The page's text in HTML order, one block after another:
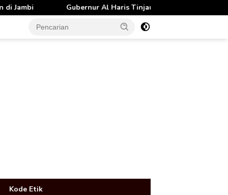
Al Haris Tinjau Lokasi Pembangunan Sekolah Rakyat dan
Kode Etik